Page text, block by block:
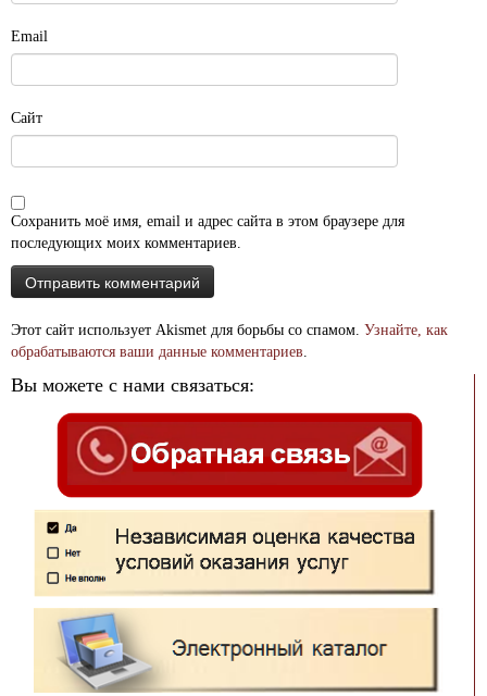
Email
Сайт
Сохранить моё имя, email и адрес сайта в этом браузере для
последующих моих комментариев.
Этот сайт использует Akismet для борьбы со спамом. Узнайте, как
обрабатываются ваши данные комментариев.
Вы можете с нами связаться: